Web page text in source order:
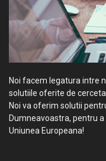
Noi facem legatura intre
solutiile oferite de
Noi va oferim solutii
Dumneavoastra, pentru
Uniunea Europeana!